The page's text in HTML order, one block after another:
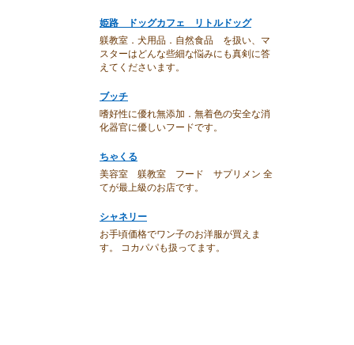
姫路 ドッグカフェ リトルドッグ
躾教室．犬用品．自然食品 を扱い、マ
スターはどんな些細な悩みにも真剣に答
えてくださいます。
ブッチ
嗜好性に優れ無添加．無着色の安全な消
化器官に優しいフードです。
ちゃくる
美容室 躾教室 フード サプリメン 全
てが最上級のお店です。
シャネリー
お手頃価格でワン子のお洋服が買えま
す。 コカパパも扱ってます。